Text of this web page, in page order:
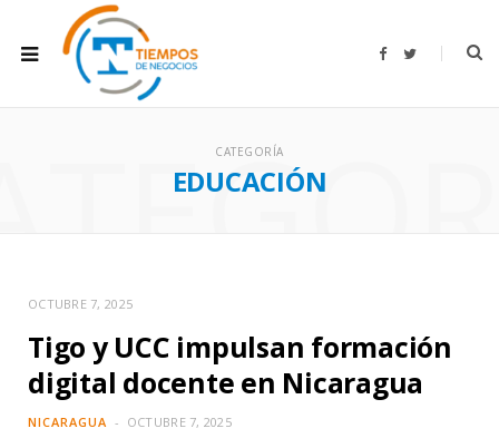
F
b
T
t
CATEGORÍA
EDUCACIÓN
OCTUBRE 7, 2025
Tigo y UCC impulsan formación
digital docente en Nicaragua
NICARAGUA OCTUBRE 7, 2025